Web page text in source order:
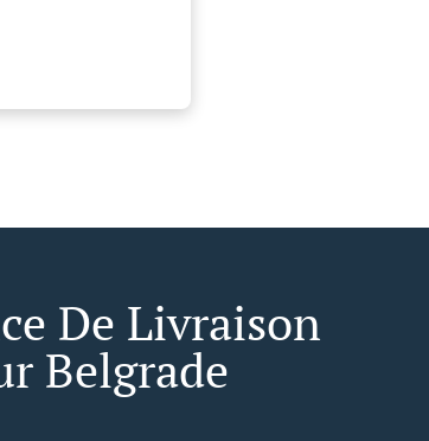
De Livraison
Belgrade